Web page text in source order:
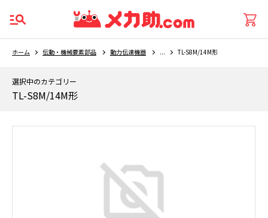
ホーム 伝動・機械要素部品 動力伝達機器 ... TL-S8M/14M形
選択中のカテゴリー
TL-S8M/14M形